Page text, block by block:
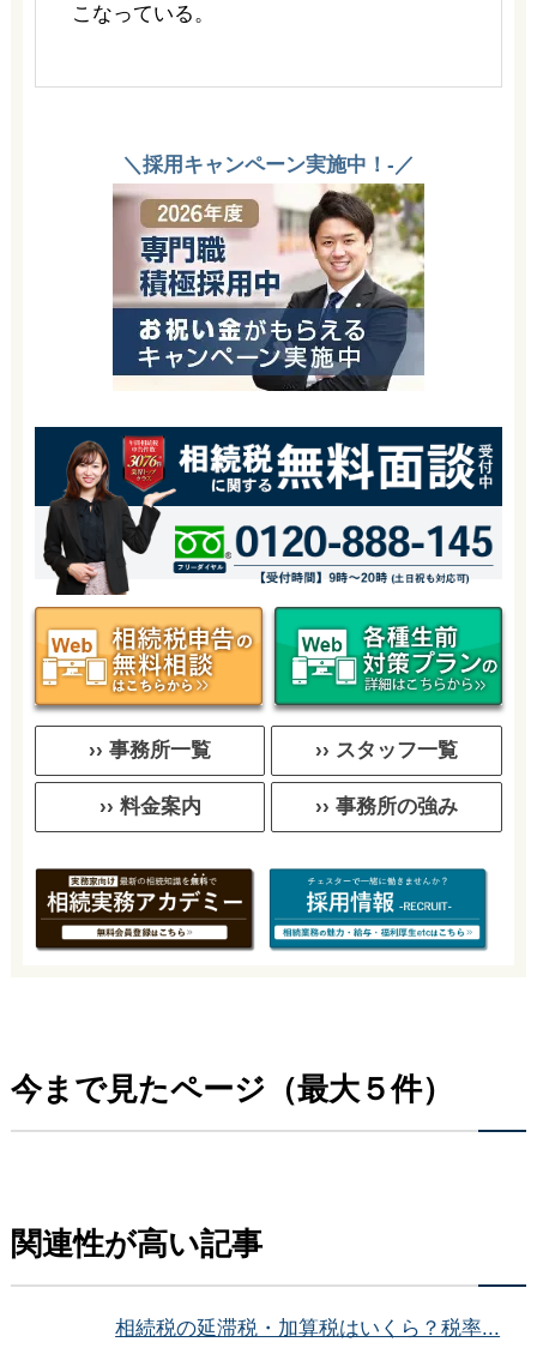
こなっている。
＼採用キャンペーン実施中！-／
›› 事務所一覧 ›› スタッフ一覧
›› 料金案内 ›› 事務所の強み
今まで見たページ（最大５件）
関連性が高い記事
相続税の延滞税・加算税はいくら？税率...